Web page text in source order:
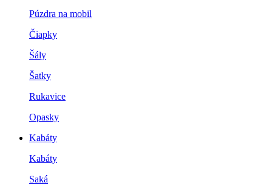
Púzdra na mobil
Čiapky
Šály
Šatky
Rukavice
Opasky
Kabáty
Kabáty
Saká